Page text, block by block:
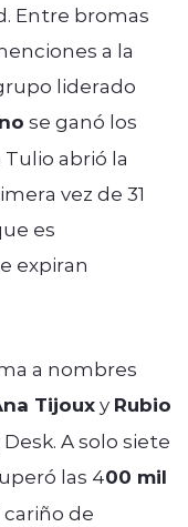
Entre bromas
a la
liderado
se ganó los
abrió la
vez de 31
es
expiran
a nombres
Tijouxy Rubio
A solo siete
las 400 mil
de